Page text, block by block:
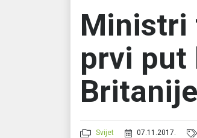
Ministri
prvi put
Britanije
Svijet 07.11.2017.